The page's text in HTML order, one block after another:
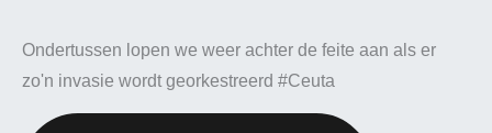
Ondertussen lopen we weer achter de feite aan als er
zo'n invasie wordt georkestreerd #Ceuta